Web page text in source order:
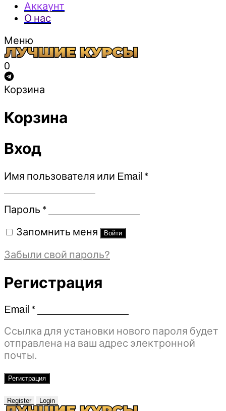
Аккаунт
О нас
Меню
0
Корзина
Корзина
Вход
Имя пользователя или Email *Обязательно
Пароль *Обязательно
Запомнить меня Войти
Забыли свой пароль?
Регистрация
Email *Обязательно
Ссылка для установки нового пароля будет
отправлена ​​на ваш адрес электронной
почты.
Регистрация
Register Login